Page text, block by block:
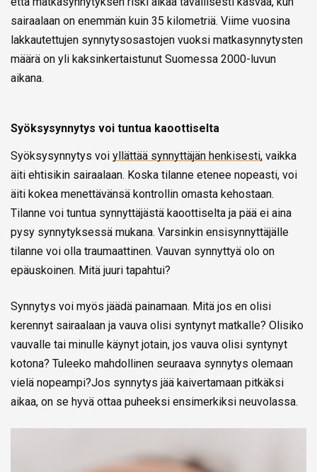
sairaalaan on enemmän kuin 35 kilometriä. Viime vuosina
lakkautettujen synnytysosastojen vuoksi matkasynnytysten
määrä on yli kaksinkertaistunut Suomessa 2000-luvun
aikana.
Syöksysynnytys voi tuntua kaoottiselta
Syöksysynnytys voi yllättää synnyttäjän henkisesti, vaikka
äiti ehtisikin sairaalaan. Koska tilanne etenee nopeasti, voi
äiti kokea menettävänsä kontrollin omasta kehostaan.
Tilanne voi tuntua synnyttäjästä kaoottiselta ja pää ei aina
pysy synnytyksessä mukana. Varsinkin ensisynnyttäjälle
tilanne voi olla traumaattinen. Vauvan synnyttyä olo on
epäuskoinen. Mitä juuri tapahtui?
Synnytys voi myös jäädä painamaan. Mitä jos en olisi
kerennyt sairaalaan ja vauva olisi syntynyt matkalle? Olisiko
vauvalle tai minulle käynyt jotain, jos vauva olisi syntynyt
kotona? Tuleeko mahdollinen seuraava synnytys olemaan
vielä nopeampi?Jos synnytys jää kaivertamaan pitkäksi
aikaa, on se hyvä ottaa puheeksi ensimerkiksi neuvolassa.